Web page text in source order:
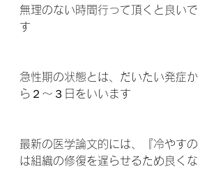
無理のない時間行って頂くと良いで
す
急性期の状態とは、だいたい発症か
ら２～３日をいいます
最新の医学論文的には、『冷やすの
は組織の修復を遅らせるため良くな